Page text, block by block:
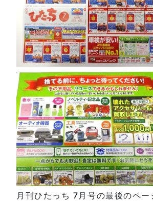
月刊ひたっち 7月号の最後のペ